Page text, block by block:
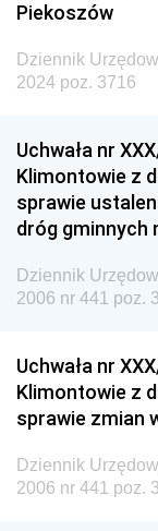
Piekoszów
Dziennik
2024 poz. 3716
Uchwała nr
Klimontowie z
sprawie
dróg gminnych
Dziennik
2006 nr 441 poz.
Uchwała nr
Klimontowie z
sprawie zmian
Dziennik
2006 nr 441 poz.